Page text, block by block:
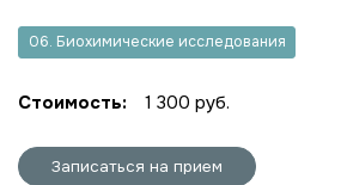
06. Биохимические исследования
Стоимость: 1 300 руб.
Записаться на прием